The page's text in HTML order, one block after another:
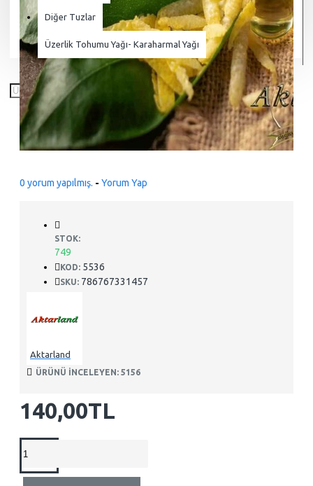
Diğer Tuzlar
Üzerlik Tohumu Yağı- Karaharmal Yağı
0 yorum yapılmış. - Yorum Yap
140,00TL
STOK:
749
KOD: 5536
SKU: 786767331457
Aktarland
ÜRÜNÜ INCELEYEN: 5156